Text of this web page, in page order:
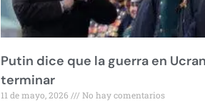
Putin dice que la guerra en
terminar
11 de mayo, 2026 No hay comentarios